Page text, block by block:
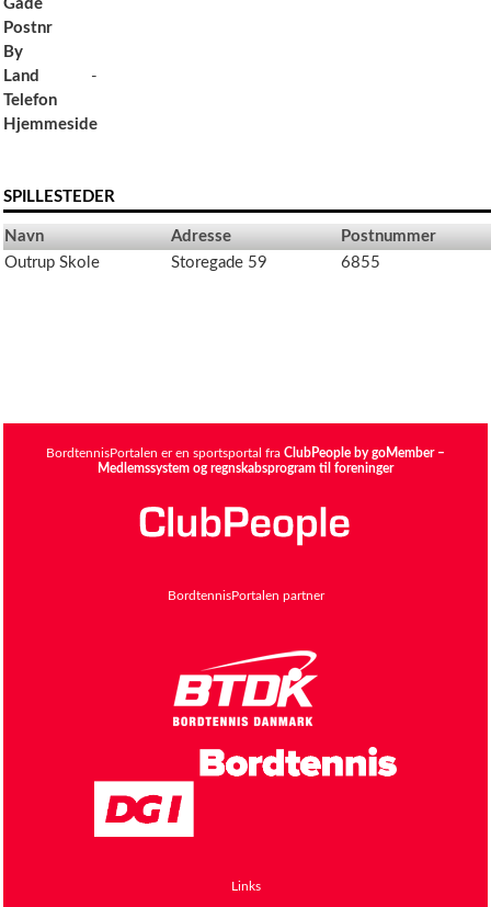
Gade
Postnr
By
Land
-
Telefon
Hjemmeside
SPILLESTEDER
Navn Adresse
Postnummer
Outrup Skole
Storegade 59 6855
BordtennisPortalen er en sportsportal fra ClubPeople by goMember –
Medlemssystem og regnskabsprogram til foreninger
BordtennisPortalen partner
Links